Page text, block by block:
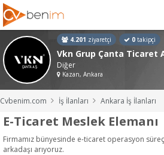
4.201 ziyaretçi 0 takipçi
Vkn Grup Çanta Ticaret
Diğer
Kazan, Ankara
Cvbenim.com İş İlanları Ankara İş İlanları
E-Ticaret Meslek Elemanı
Firmamız bünyesinde e-ticaret operasyon
arkadaşı arıyoruz.